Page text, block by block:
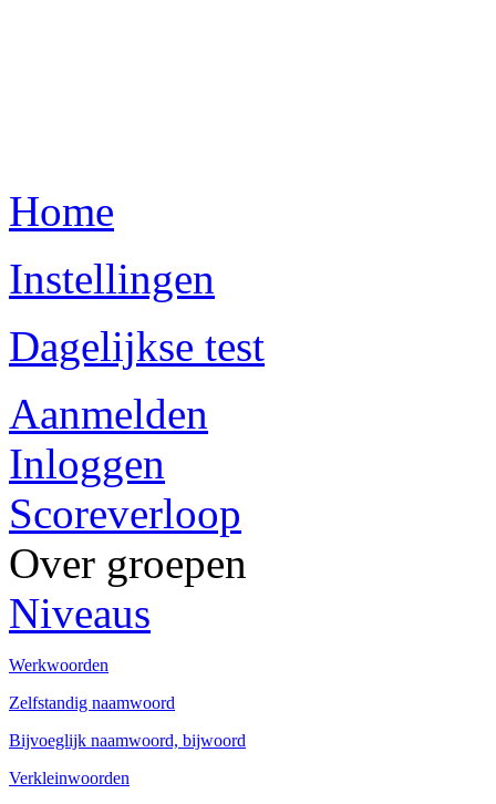
Home
Instellingen
Dagelijkse test
Aanmelden
Inloggen
Scoreverloop
Over groepen
Niveaus
Werkwoorden
Zelfstandig naamwoord
Bijvoeglijk naamwoord, bijwoord
Verkleinwoorden